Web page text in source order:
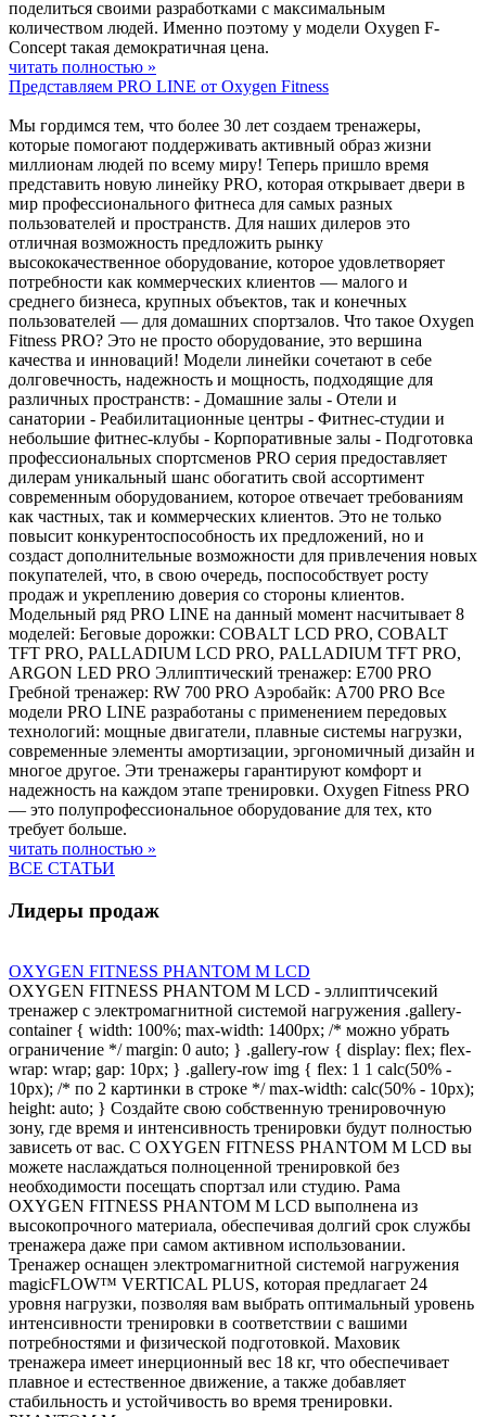
поделиться своими разработками с максимальным
количеством людей. Именно поэтому у модели Oxygen F-
Concept такая демократичная цена.
читать полностью »
Представляем PRO LINE от Oxygen Fitness
Мы гордимся тем, что более 30 лет создаем тренажеры,
которые помогают поддерживать активный образ жизни
миллионам людей по всему миру! Теперь пришло время
представить новую линейку PRO, которая открывает двери в
мир профессионального фитнеса для самых разных
пользователей и пространств. Для наших дилеров это
отличная возможность предложить рынку
высококачественное оборудование, которое удовлетворяет
потребности как коммерческих клиентов — малого и
среднего бизнеса, крупных объектов, так и конечных
пользователей — для домашних спортзалов. Что такое Oxygen
Fitness PRO? Это не просто оборудование, это вершина
качества и инноваций! Модели линейки сочетают в себе
долговечность, надежность и мощность, подходящие для
различных пространств: - Домашние залы - Отели и
санатории - Реабилитационные центры - Фитнес-студии и
небольшие фитнес-клубы - Корпоративные залы - Подготовка
профессиональных спортсменов PRO серия предоставляет
дилерам уникальный шанс обогатить свой ассортимент
современным оборудованием, которое отвечает требованиям
как частных, так и коммерческих клиентов. Это не только
повысит конкурентоспособность их предложений, но и
создаст дополнительные возможности для привлечения новых
покупателей, что, в свою очередь, поспособствует росту
продаж и укреплению доверия со стороны клиентов.
Модельный ряд PRO LINE на данный момент насчитывает 8
моделей: Беговые дорожки: COBALT LCD PRO, COBALT
TFT PRO, PALLADIUM LCD PRO, PALLADIUM TFT PRO,
ARGON LED PRO Эллиптический тренажер: E700 PRO
Гребной тренажер: RW 700 PRO Аэробайк: A700 PRO Все
модели PRO LINE разработаны с применением передовых
технологий: мощные двигатели, плавные системы нагрузки,
современные элементы амортизации, эргономичный дизайн и
многое другое. Эти тренажеры гарантируют комфорт и
надежность на каждом этапе тренировки. Oxygen Fitness PRO
— это полупрофессиональное оборудование для тех, кто
требует больше.
читать полностью »
ВСЕ СТАТЬИ
Лидеры продаж
OXYGEN FITNESS PHANTOM M LCD
OXYGEN FITNESS PHANTOM M LCD - эллиптичсекий
тренажер с электромагнитной системой нагружения .gallery-
container { width: 100%; max-width: 1400px; /* можно убрать
ограничение */ margin: 0 auto; } .gallery-row { display: flex; flex-
wrap: wrap; gap: 10px; } .gallery-row img { flex: 1 1 calc(50% -
10px); /* по 2 картинки в строке */ max-width: calc(50% - 10px);
height: auto; } Создайте свою собственную тренировочную
зону, где время и интенсивность тренировки будут полностью
зависеть от вас. С OXYGEN FITNESS PHANTOM M LCD вы
можете наслаждаться полноценной тренировкой без
необходимости посещать спортзал или студию. Рама
OXYGEN FITNESS PHANTOM M LCD выполнена из
высокопрочного материала, обеспечивая долгий срок службы
тренажера даже при самом активном использовании.
Тренажер оснащен электромагнитной системой нагружения
magicFLOW™ VERTICAL PLUS, которая предлагает 24
уровня нагрузки, позволяя вам выбрать оптимальный уровень
интенсивности тренировки в соответствии с вашими
потребностями и физической подготовкой. Маховик
тренажера имеет инерционный вес 18 кг, что обеспечивает
плавное и естественное движение, а также добавляет
стабильность и устойчивость во время тренировки.